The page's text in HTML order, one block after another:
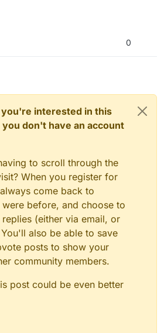
0
you're interested in this
don't have an account
to scroll through the
When you register for
come back to
before, and choose to
(either via email, or
also be able to save
posts to show your
community members.
post could be even better